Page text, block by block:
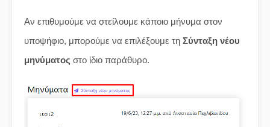
Αν επιθυμούμε να στείλουμε κάποιο μήνυμα στον
υποψήφιο, μπορούμε να επιλέξουμε τη Σύνταξη νέου
μηνύματος στο ίδιο παράθυρο.